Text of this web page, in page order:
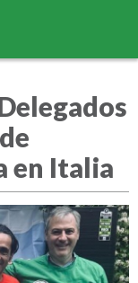
en Italia